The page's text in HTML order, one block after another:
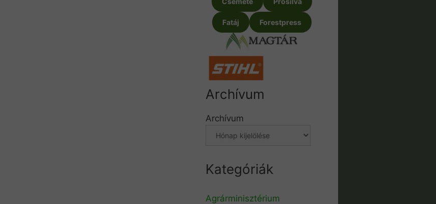
Fatáj Forestpress
Archívum
Archívum
Kategóriák
Agrárminisztérium